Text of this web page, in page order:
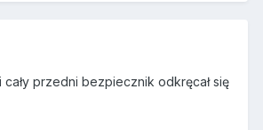
przedni bezpiecznik odkręcał się